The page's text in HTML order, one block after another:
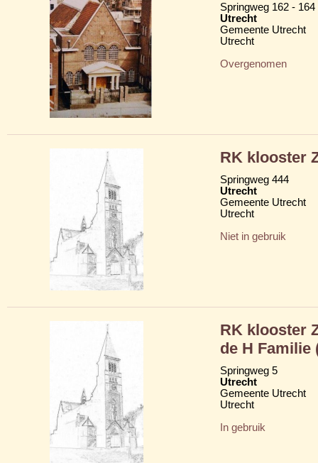
Springweg 162 -
Utrecht
Gemeente Utrecht
Utrecht
Overgenomen
RK klooster
Springweg 444
Utrecht
Gemeente Utrecht
Utrecht
Niet in gebruik
RK klooster
de H Familie
Springweg 5
Utrecht
Gemeente Utrecht
Utrecht
In gebruik